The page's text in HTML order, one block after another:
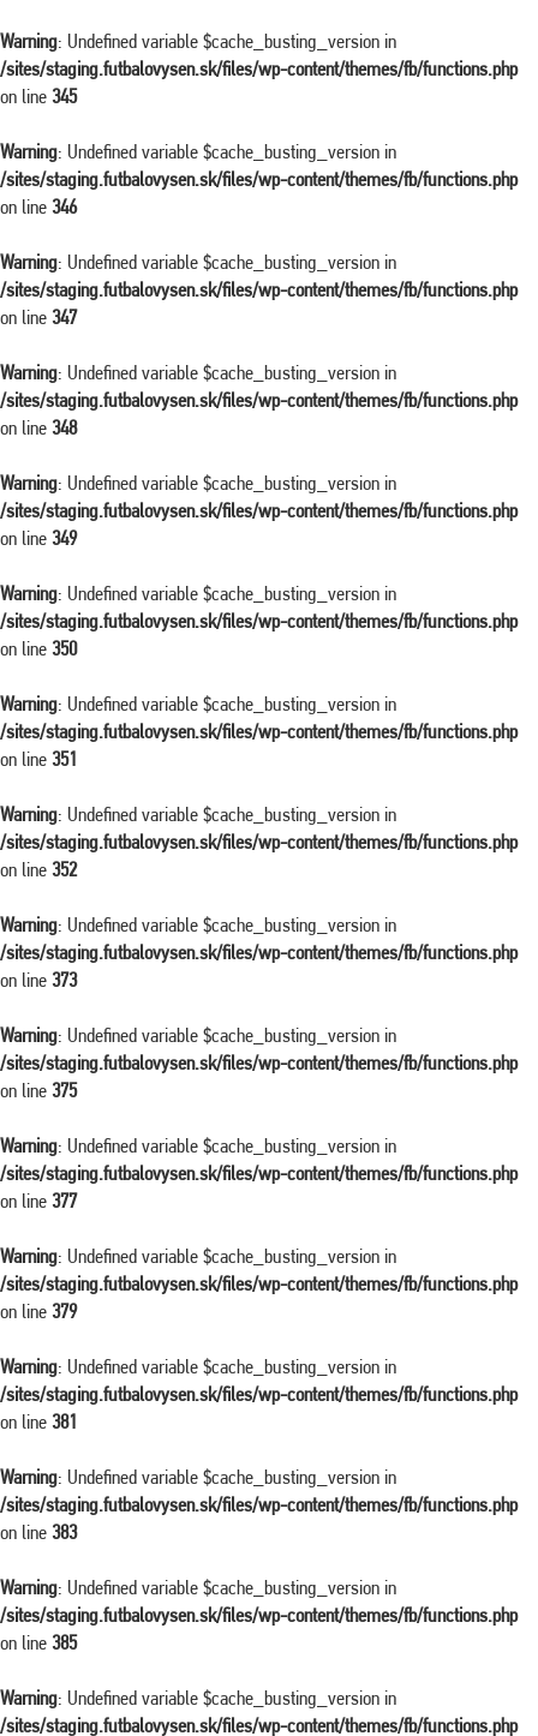
Warning: Undefined variable $cache_busting_version in
/sites/staging.futbalovysen.sk/files/wp-content/themes/fb/functions.php
on line 345
Warning: Undefined variable $cache_busting_version in
/sites/staging.futbalovysen.sk/files/wp-content/themes/fb/functions.php
on line 346
Warning: Undefined variable $cache_busting_version in
/sites/staging.futbalovysen.sk/files/wp-content/themes/fb/functions.php
on line 347
Warning: Undefined variable $cache_busting_version in
/sites/staging.futbalovysen.sk/files/wp-content/themes/fb/functions.php
on line 348
Warning: Undefined variable $cache_busting_version in
/sites/staging.futbalovysen.sk/files/wp-content/themes/fb/functions.php
on line 349
Warning: Undefined variable $cache_busting_version in
/sites/staging.futbalovysen.sk/files/wp-content/themes/fb/functions.php
on line 350
Warning: Undefined variable $cache_busting_version in
/sites/staging.futbalovysen.sk/files/wp-content/themes/fb/functions.php
on line 351
Warning: Undefined variable $cache_busting_version in
/sites/staging.futbalovysen.sk/files/wp-content/themes/fb/functions.php
on line 352
Warning: Undefined variable $cache_busting_version in
/sites/staging.futbalovysen.sk/files/wp-content/themes/fb/functions.php
on line 373
Warning: Undefined variable $cache_busting_version in
/sites/staging.futbalovysen.sk/files/wp-content/themes/fb/functions.php
on line 375
Warning: Undefined variable $cache_busting_version in
/sites/staging.futbalovysen.sk/files/wp-content/themes/fb/functions.php
on line 377
Warning: Undefined variable $cache_busting_version in
/sites/staging.futbalovysen.sk/files/wp-content/themes/fb/functions.php
on line 379
Warning: Undefined variable $cache_busting_version in
/sites/staging.futbalovysen.sk/files/wp-content/themes/fb/functions.php
on line 381
Warning: Undefined variable $cache_busting_version in
/sites/staging.futbalovysen.sk/files/wp-content/themes/fb/functions.php
on line 383
Warning: Undefined variable $cache_busting_version in
/sites/staging.futbalovysen.sk/files/wp-content/themes/fb/functions.php
on line 385
Warning: Undefined variable $cache_busting_version in
/sites/staging.futbalovysen.sk/files/wp-content/themes/fb/functions.php